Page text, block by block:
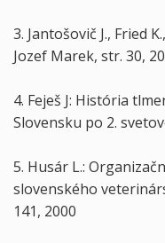
3. Jantošovič J., Fried
Jozef Marek, str. 30,
4. Feješ J: História
Slovensku po 2.
5. Husár L.:
slovenského
141, 2000